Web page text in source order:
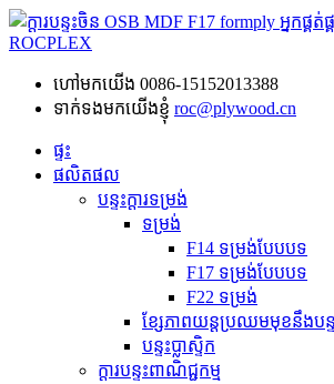
ហៅមកយើង 0086-15152013388
ទាក់ទងមកយើងខ្ញុំ roc@plywood.cn
ផ្ទះ
ផលិតផល
បន្ទះក្តារទម្រង់
ទម្រង់
F14 ទម្រង់បែបបទ
F17 ទម្រង់បែបបទ
F22 ទម្រង់
ខ្សែភាពយន្តប្រឈមមុខនឹងបន្
បន្ទះប្លាស្ទិក
ក្តារបន្ទះពាណិជ្ជកម្ម